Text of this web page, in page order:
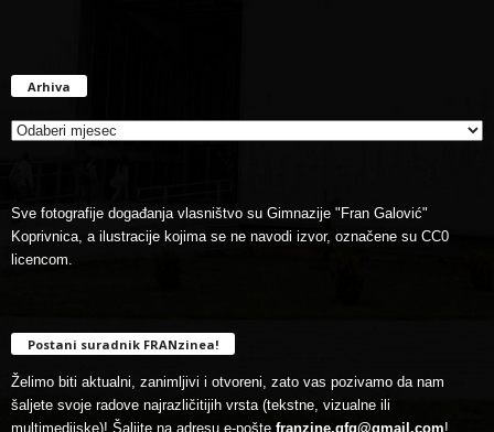
Arhiva
Sve fotografije događanja vlasništvo su Gimnazije "Fran Galović"
Koprivnica, a ilustracije kojima se ne navodi izvor, označene su CC0
licencom.
Postani suradnik FRANzinea!
Želimo biti aktualni, zanimljivi i otvoreni, zato vas pozivamo da nam
šaljete svoje radove najrazličitijih vrsta (tekstne, vizualne ili
multimedijske)! Šaljite na adresu e-pošte franzine.gfg@gmail.com!